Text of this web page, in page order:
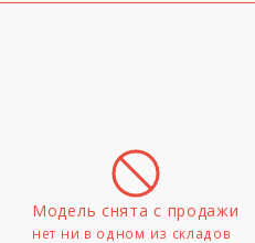
Модель снята с продажи
нет ни в одном из складов